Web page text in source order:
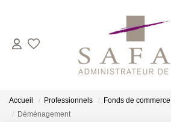
NOS CABINETS
Accueil Professionnels Fonds de commerce
Déménagement